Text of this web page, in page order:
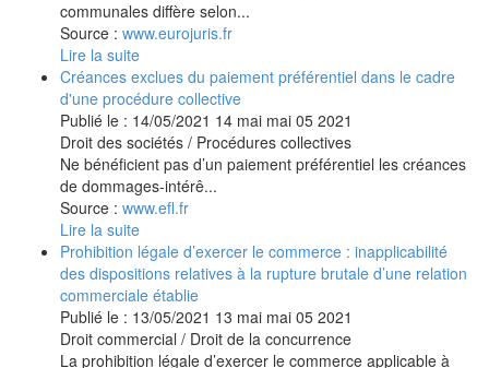
communales diffère selon...
Source : www.eurojuris.fr
Lire la suite
Créances exclues du paiement préférentiel dans le cadre
d'une procédure collective
Publié le : 14/05/2021 14 mai mai 05 2021
Droit des sociétés / Procédures collectives
Ne bénéficient pas d’un paiement préférentiel les créances
de dommages-intérê...
Source : www.efl.fr
Lire la suite
Prohibition légale d’exercer le commerce : inapplicabilité
des dispositions relatives à la rupture brutale d’une relation
commerciale établie
Publié le : 13/05/2021 13 mai mai 05 2021
Droit commercial / Droit de la concurrence
La prohibition légale d’exercer le commerce applicable à